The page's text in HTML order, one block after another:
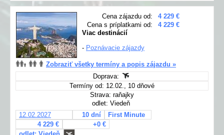
Cena zájazdu od:
4 229 €
Cena s príplatkami od:
4 229 €
Viac destinácií
- Poznávacie zájazdy
Zobraziť všetky termíny a popis zájazdu »
Doprava:
Termíny od: 12.02., 10 dňové
Strava: raňajky
odlet: Viedeň
12.02.2027
10 dní
First Minute
4 229 €
+0 €